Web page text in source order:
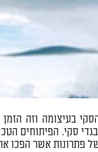
בעיצומה וזה
סקי. הפיתוחים
פתרונות אשר הפכו את